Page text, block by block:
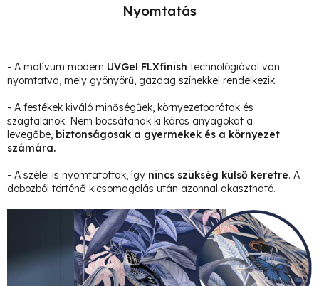
Nyomtatás
- A motívum modern UVGel FLXfinish technológiával van
nyomtatva, mely gyönyörű, gazdag színekkel rendelkezik.
- A festékek kiváló minőségűek, környezetbarátak és
szagtalanok. Nem bocsátanak ki káros anyagokat a
levegőbe, biztonságosak a gyermekek és a környezet
számára.
- A szélei is nyomtatottak, így nincs szükség külső keretre. A
dobozból történő kicsomagolás után azonnal akasztható.